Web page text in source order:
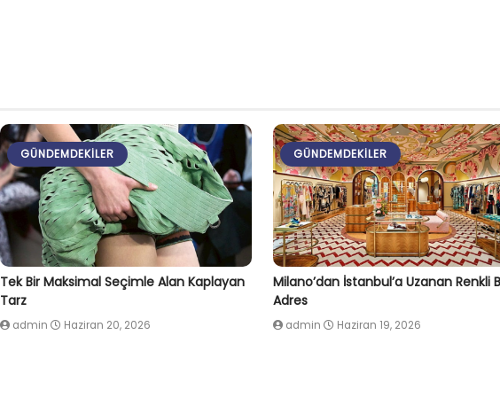
GÜNDEMDEKILER
Tek Bir Maksimal Seçimle Alan Kaplayan
Tarz
admin Haziran 20, 2026
GÜNDEMDEKILER
Milano’dan İstanbul’a Uzanan Renkli
Adres
admin Haziran 19, 2026